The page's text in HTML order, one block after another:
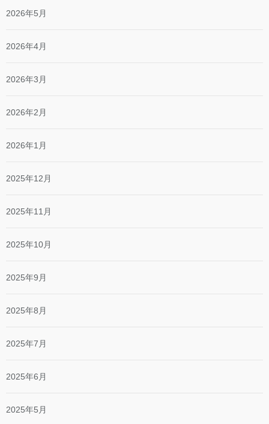
2026年5月
2026年4月
2026年3月
2026年2月
2026年1月
2025年12月
2025年11月
2025年10月
2025年9月
2025年8月
2025年7月
2025年6月
2025年5月